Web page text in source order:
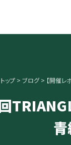
トップ> ブログ> 【開催レ
回